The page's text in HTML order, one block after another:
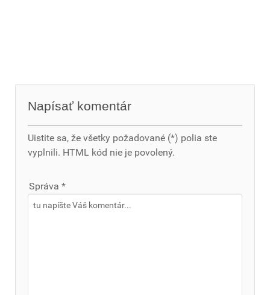
Napísať komentár
Uistite sa, že všetky požadované (*) polia ste
vyplnili. HTML kód nie je povolený.
Správa *